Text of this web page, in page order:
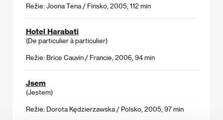
Režie: Joona Tena / Finsko, 2005, 112 min
Hotel Harabati
(De particulier à particulier)
Režie: Brice Cauvin / Francie, 2006, 94 min
Jsem
(Jestem)
Režie: Dorota Kędzierzawska / Polsko, 2005, 97 min